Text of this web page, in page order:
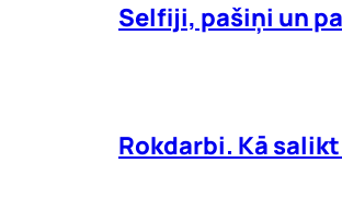
Selfiji, pašiņi un
Rokdarbi. Kā